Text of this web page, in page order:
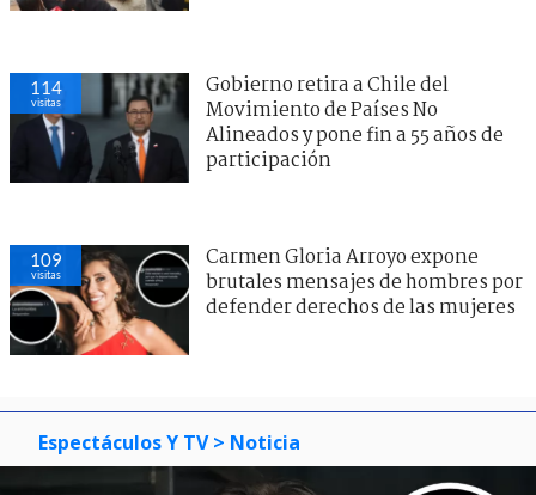
114
visitas
Gobierno retira a Chile del
Movimiento de Países No
Alineados y pone fin a 55 años de
participación
109
visitas
Carmen Gloria Arroyo expone
brutales mensajes de hombres por
defender derechos de las mujeres
Espectáculos Y TV > Noticia